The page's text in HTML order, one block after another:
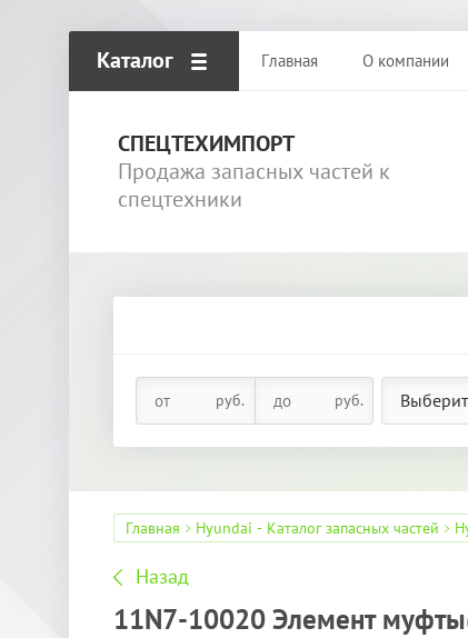
Каталог Главная О компании
СПЕЦТЕХИМПОРТ
Продажа запасных частей к
спецтехники
руб. руб.
Главная Hyundai - Каталог запасных частей
Назад
11N7-10020 Элемент